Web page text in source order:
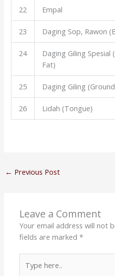
22 Empal
23 Daging Sop, Rawon
24
Daging Giling
Fat)
25 Daging Giling
26 Lidah (Tongue)
← Previous Post
Leave a Comment
Your email address will not
fields are marked*
here..